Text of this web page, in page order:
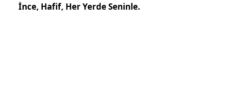
İnce, Hafif, Her Yerde Seninle.